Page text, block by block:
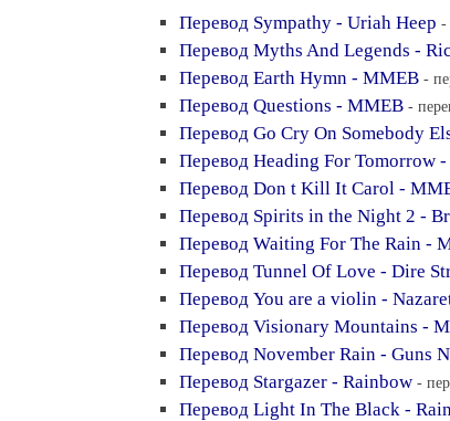
Перевод Sympathy - Uriah Heep -
Перевод Myths And Legends -
Перевод Earth Hymn - MMEB -
Перевод Questions - MMEB -
Перевод Go Cry On Somebody
Перевод Heading For Tomorrow -
Перевод Don t Kill It Carol -
Перевод Spirits in the Night 2 -
Перевод Waiting For The Rain -
Перевод Tunnel Of Love - Dire
Перевод You are a violin -
Перевод Visionary Mountains -
Перевод November Rain - Guns
Перевод Stargazer - Rainbow -
Перевод Light In The Black -